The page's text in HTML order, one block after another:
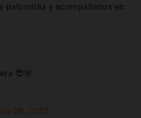
palomitas y acompáñanos en
😎🌸
28, 2023